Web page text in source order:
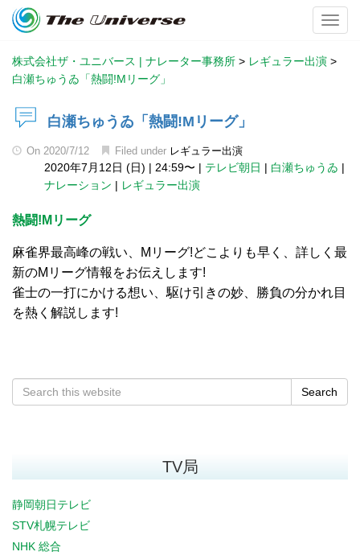
株式会社ザ・ユニバース | ナレーター事務所 > レギュラー出演 >
白瀬ちゅうゐ「熱闘!Mリーグ」
白瀬ちゅうゐ「熱闘!Mリーグ」
On 2020/7/12 Filed under レギュラー出演
2020年7月12日 (日) | 24:59〜 | テレビ朝日 | 白瀬ちゅうゐ |
ナレーション | レギュラー出演
熱闘!Mリーグ
麻雀界最高峰の戦い、Mリーグ!どこよりも早く、詳しく最
新のMリーグ情報をお伝えします!
雀士の一打にかける想い、駆け引きの妙、勝負の分かれ目
を熱く解説します!
Search
TV局
静岡朝日テレビ
STV札幌テレビ
NHK 総合